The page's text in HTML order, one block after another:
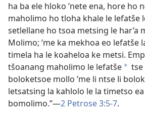
ha ba ele hloko ’nete ena, hore ho
maholimo ho tloha khale le lefatše
setlellane ho tsoa metsing le har’a
Molimo; ’me ka mekhoa eo lefatše
timela ha le koaheloa ke metsi.
tšoanang maholimo le lefatše * tse
boloketsoe mollo ’me li ntse li
letsatsing la kahlolo le la timetso
bomolimo.”—2 Petrose 3:5-7.